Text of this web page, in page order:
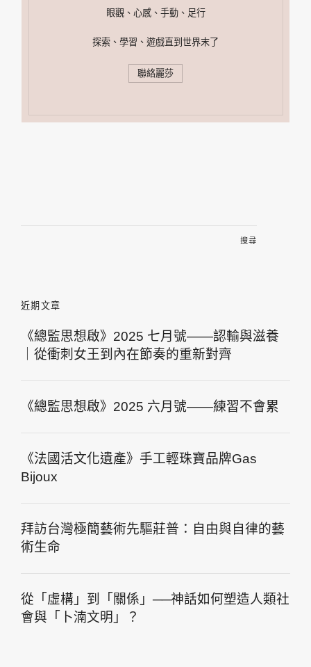
眼觀、心感、手動、足行
探索、學習、遊戲直到世界末了
聯絡麗莎
近期文章
《總監思想啟》2025 七月號——認輸與滋養
｜從衝刺女王到內在節奏的重新對齊
《總監思想啟》2025 六月號——練習不會累
《法國活文化遺產》手工輕珠寶品牌Gas
Bijoux
拜訪台灣極簡藝術先驅莊普：自由與自律的藝
術生命
從「虛構」到「關係」──神話如何塑造人類社
會與「卜湳文明」？